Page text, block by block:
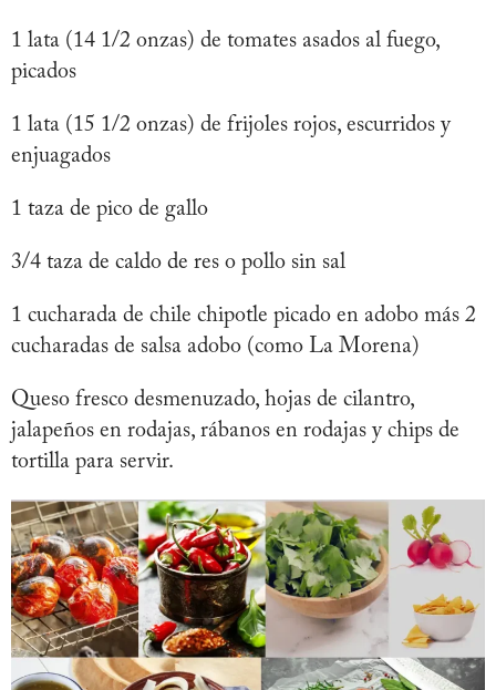
1 lata (14 1/2 onzas) de tomates asados al fuego,
picados
1 lata (15 1/2 onzas) de frijoles rojos, escurridos y
enjuagados
1 taza de pico de gallo
3/4 taza de caldo de res o pollo sin sal
1 cucharada de chile chipotle picado en adobo más 2
cucharadas de salsa adobo (como La Morena)
Queso fresco desmenuzado, hojas de cilantro,
jalapeños en rodajas, rábanos en rodajas y chips de
tortilla para servir.